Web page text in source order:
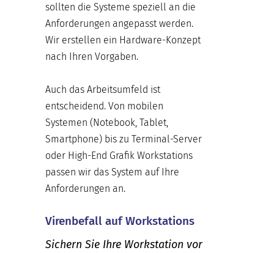
sollten die Systeme speziell an die
Anforderungen angepasst werden.
Wir erstellen ein Hardware-Konzept
nach Ihren Vorgaben.
Auch das Arbeitsumfeld ist
entscheidend. Von mobilen
Systemen (Notebook, Tablet,
Smartphone) bis zu Terminal-Server
oder High-End Grafik Workstations
passen wir das System auf Ihre
Anforderungen an.
Virenbefall auf Workstations
Sichern Sie Ihre Workstation vor